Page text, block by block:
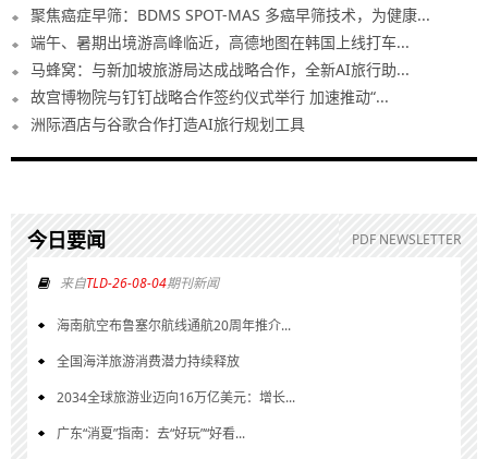
聚焦癌症早筛：BDMS SPOT-MAS 多癌早筛技术，为健康...
端午、暑期出境游高峰临近，高德地图在韩国上线打车...
马蜂窝：与新加坡旅游局达成战略合作，全新AI旅行助...
故宫博物院与钉钉战略合作签约仪式举行 加速推动“...
洲际酒店与谷歌合作打造AI旅行规划工具
今日要闻 PDF NEWSLETTER
来自TLD-26-08-04期刊新闻
海南航空布鲁塞尔航线通航20周年推介...
全国海洋旅游消费潜力持续释放
2034全球旅游业迈向16万亿美元：增长...
广东“消夏”指南：去“好玩”“好看...